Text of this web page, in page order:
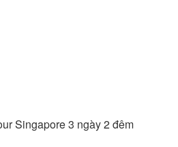
Singapore 3 ngày 2 đêm